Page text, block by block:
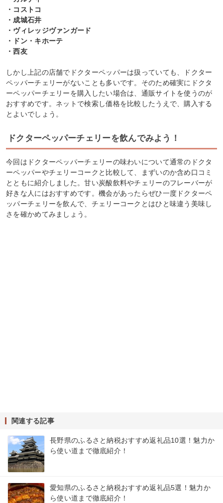
・コストコ
・成城石井
・ヴィレッジヴァンガード
・ドン・キホーテ
・西友
しかし上記の店舗でドクターペッパーは扱っていても、ドクター
ペッパーチェリーがないことも多いです。そのため確実にドクタ
ーペッパーチェリーを購入したい場合は、通販サイトを使うのが
おすすめです。ネットで検索し価格を比較したうえで、購入する
とよいでしょう。
ドクターペッパーチェリーを飲んでみよう！
今回はドクターペッパーチェリーの味わいについて通常のドクタ
ーペッパーやチェリーコークと比較して、まずいのか含め口コミ
とともに紹介しました。甘い炭酸飲料やチェリーのフレーバーが
好きな人にはおすすめです。機会があったらぜひ一度ドクターペ
ッパーチェリーを飲んで、チェリーコークとはひと味違う美味し
さを確かめてみましょう。
関連する記事
長野県のふるさと納税おすすめ返礼品10選！魅力か
ら使い道まで徹底紹介！
愛知県のふるさと納税おすすめ返礼品5選！魅力か
ら使い道まで徹底紹介！